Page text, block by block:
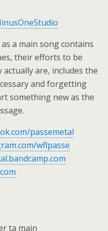
a main song contains
their efforts to be
are, includes the
and forgetting
something new as the
passemetal
wflpasse
ta main